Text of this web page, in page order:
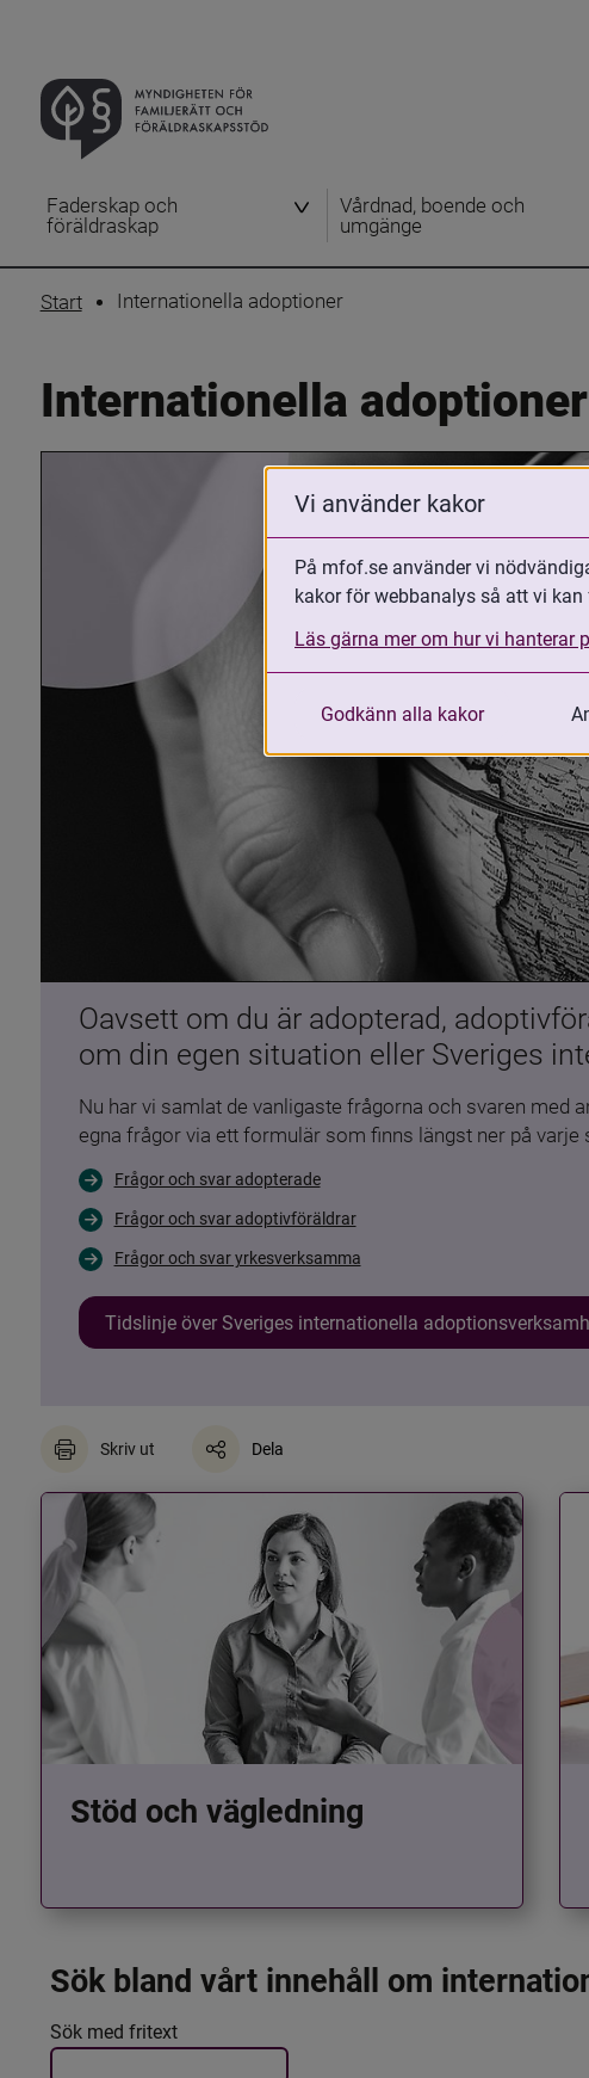
Faderskap och
föräldraskap
Vårdnad, boende och
umgänge
Start Internationella adoptioner
Internationella adoptioner
Oavsett om du är adopterad,
om din egen situation eller Sveriges
Nu har vi samlat de vanligaste frågorna och svaren med
egna frågor via ett formulär som finns längst ner på varje
Frågor och svar adopterade
Frågor och svar adoptivföräldrar
Frågor och svar yrkesverksamma
Tidslinje över Sveriges internationella
Skriv ut Dela
Stöd och vägledning
Sök bland vårt innehåll om
Filtrera resultatet
Det här formuläret postas automatiskt
Sök med fritext
Vi använder kakor
På mfof.se använder vi
kakor för webbanalys så att vi
Läs gärna mer om hur vi hanterar
Godkänn alla kakor